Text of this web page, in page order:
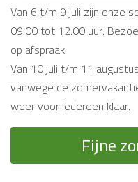
Van 6 t/m 9 juli zijn onze
09.00 tot 12.00 uur.
op afspraak.
Van 10 juli t/m 11
vanwege de
weer voor iedereen klaar.
Fijne